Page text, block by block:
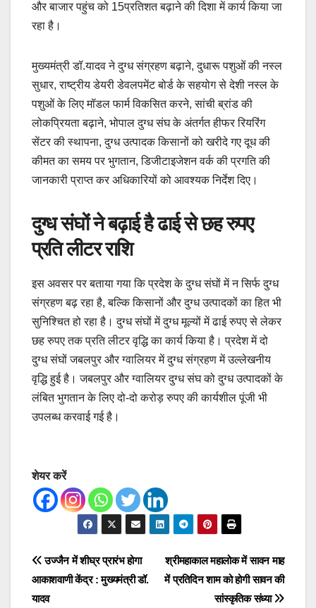
और बाजार पहुंच को 15प्रतिशत बढ़ाने की दिशा में कार्य किया जा
रहा है।
मुख्यमंत्री डॉ.यादव ने दुग्ध संग्रहण बढ़ाने, दुधारू पशुओं की नस्ल
सुधार, राष्ट्रीय डेयरी डेवलपमेंट बोर्ड के सहयोग से देशी नस्ल के
पशुओं के लिए मॉडल फार्म विकसित करने, सांची ब्रांड की
लोकप्रियता बढ़ाने, भोपाल दुग्ध संघ के अंतर्गत हीफर रियरिंग
सेंटर की स्थापना, दुग्ध उत्पादक किसानों को खरीदे गए दूध की
कीमत का समय पर भुगतान, डिजीटाइजेशन वर्क की प्रगति की
जानकारी प्राप्त कर अधिकारियों को आवश्यक निर्देश दिए।
दुग्ध संघों ने बढ़ाई है ढाई से छह रुपए
प्रति लीटर राशि
इस अवसर पर बताया गया कि प्रदेश के दुग्ध संघों में न सिर्फ दुग्ध
संग्रहण बढ़ रहा है, बल्कि किसानों और दुग्ध उत्पादकों का हित भी
सुनिश्चित हो रहा है। दुग्ध संघों में दुग्ध मूल्यों में ढाई रुपए से लेकर
छह रुपए तक प्रति लीटर वृद्धि का कार्य किया है। प्रदेश में दो
दुग्ध संघों जबलपुर और ग्वालियर में दुग्ध संग्रहण में उल्लेखनीय
वृद्धि हुई है। जबलपुर और ग्वालियर दुग्ध संघ को दुग्ध उत्पादकों के
लंबित भुगतान के लिए दो-दो करोड़ रुपए की कार्यशील पूंजी भी
उपलब्ध करवाई गई है।
शेयर करें
Post
navigation
श्रीमहाकाल महालोक में सावन माह
में प्रतिदिन शाम को होगी सावन की
सांस्कृतिक संध्या
उज्जैन में शीघ्र प्रारंभ होगा
आकाशवाणी केंद्र : मुख्यमंत्री डॉ.
यादव